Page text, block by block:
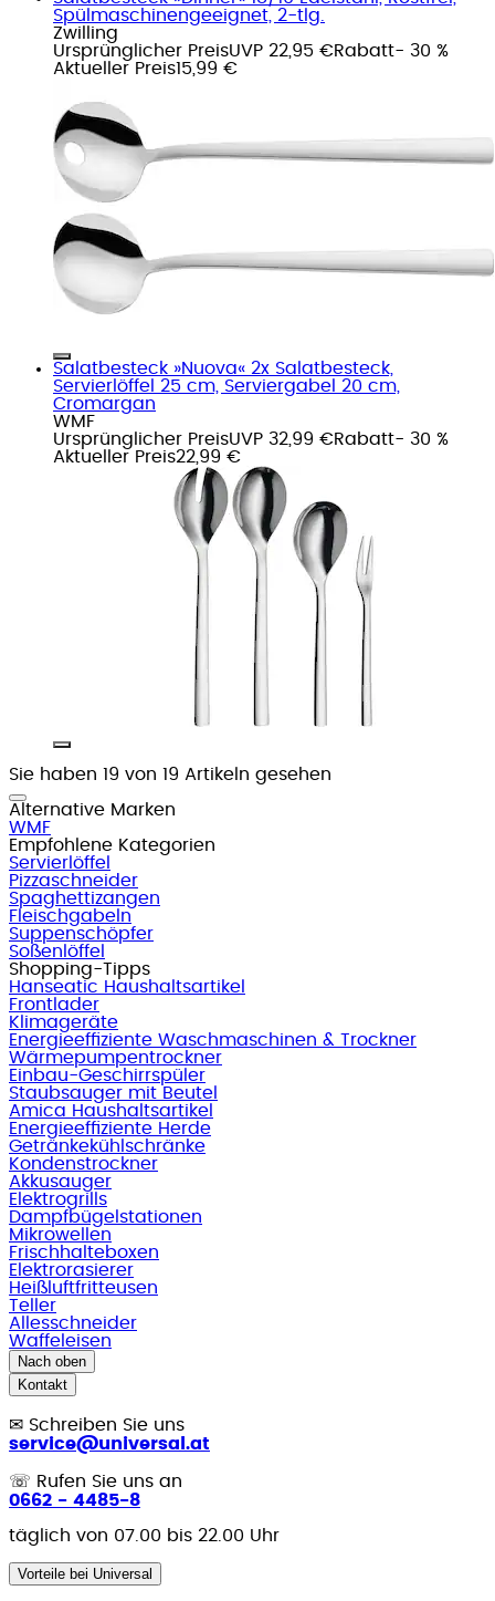
Spülmaschinengeeignet, 2-tlg.
Zwilling
Ursprünglicher PreisUVP 22,95 €Rabatt- 30 %
Aktueller Preis15,99 €
Salatbesteck »Nuova« 2x Salatbesteck,
Servierlöffel 25 cm, Serviergabel 20 cm,
Cromargan
WMF
Ursprünglicher PreisUVP 32,99 €Rabatt- 30 %
Aktueller Preis22,99 €
Sie haben 19 von 19 Artikeln gesehen
Alternative Marken
WMF
Empfohlene Kategorien
Servierlöffel
Pizzaschneider
Spaghettizangen
Fleischgabeln
Suppenschöpfer
Soßenlöffel
Shopping-Tipps
Hanseatic Haushaltsartikel
Frontlader
Klimageräte
Energieeffiziente Waschmaschinen & Trockner
Wärmepumpentrockner
Einbau-Geschirrspüler
Staubsauger mit Beutel
Amica Haushaltsartikel
Energieeffiziente Herde
Getränkekühlschränke
Kondenstrockner
Akkusauger
Elektrogrills
Dampfbügelstationen
Mikrowellen
Frischhalteboxen
Elektrorasierer
Heißluftfritteusen
Teller
Allesschneider
Waffeleisen
Nach oben
Kontakt
✉ Schreiben Sie uns
service@universal.at
☏ Rufen Sie uns an
0662 - 4485-8
täglich von 07.00 bis 22.00 Uhr
Vorteile bei Universal